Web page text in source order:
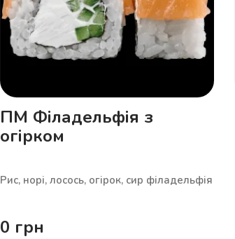
ПМ Філадельфія з
огірком
Рис, норі, лосось, огірок, сир філадельфія
0 грн